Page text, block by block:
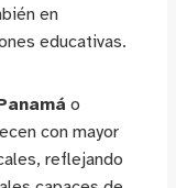
en
educativas.
o
con mayor
reflejando